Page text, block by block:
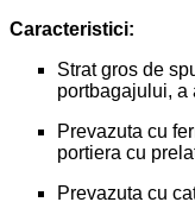
Caracteristici:
Strat gros de
portbagajului, a
Prevazuta cu
portiera cu
Prevazuta cu